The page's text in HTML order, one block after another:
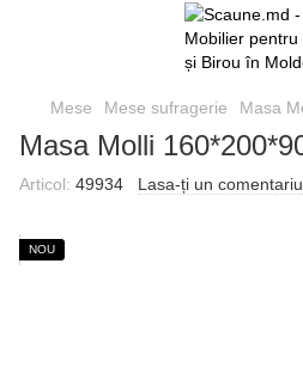
Mese Mese sufragerie Masa
Masa Molli
Articol: 49934 Lasa-ți un comentariu
NOU